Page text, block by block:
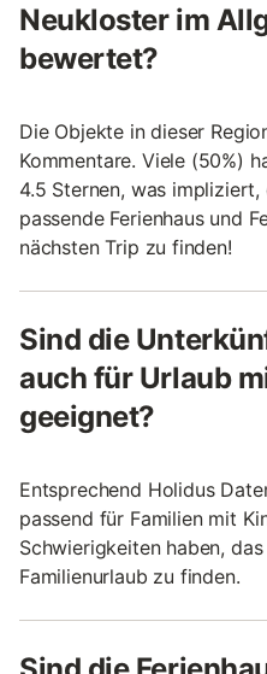
Neukloster im
bewertet?
Die Objekte in dieser
Kommentare. Viele (50%)
4.5 Sternen, was
passende Ferienhaus und
nächsten Trip zu finden!
Sind die
auch für Urlaub
geeignet?
Entsprechend Holidus
passend für Familien mit
Schwierigkeiten haben,
Familienurlaub zu finden.